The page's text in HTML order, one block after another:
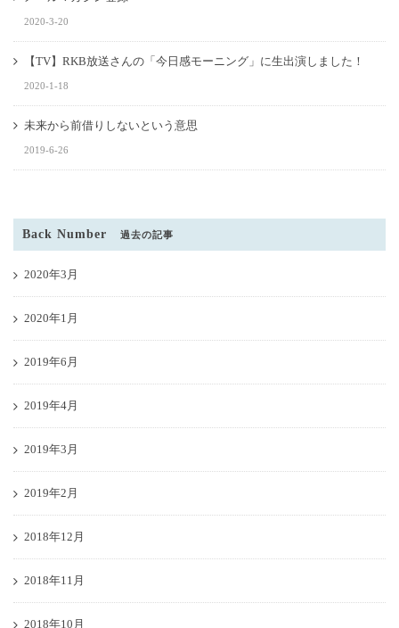
2020-3-20
【TV】RKB放送さんの「今日感モーニング」に生出演しました！
2020-1-18
未来から前借りしないという意思
2019-6-26
Back Number 過去の記事
2020年3月
2020年1月
2019年6月
2019年4月
2019年3月
2019年2月
2018年12月
2018年11月
2018年10月